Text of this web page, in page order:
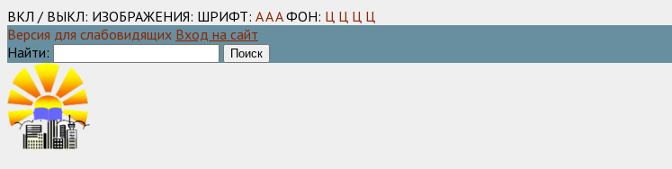
ВКЛ / ВЫКЛ: ИЗОБРАЖЕНИЯ: ШРИФТ: AAA ФОН: Ц Ц Ц Ц
Версия для слабовидящих Вход на сайт
Найти: